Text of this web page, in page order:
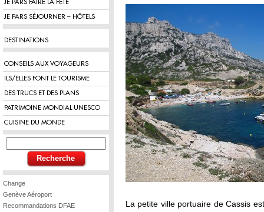
JE PARS FAIRE LA FÊTE
JE PARS SÉJOURNER – HÔTELS
DESTINATIONS
CONSEILS AUX VOYAGEURS
ILS/ELLES FONT LE TOURISME
DES TRUCS ET DES PLANS
PATRIMOINE MONDIAL UNESCO
CUISINE DU MONDE
Change
Genève Aéroport
Recommandations DFAE
La petite ville portuaire de Cassis